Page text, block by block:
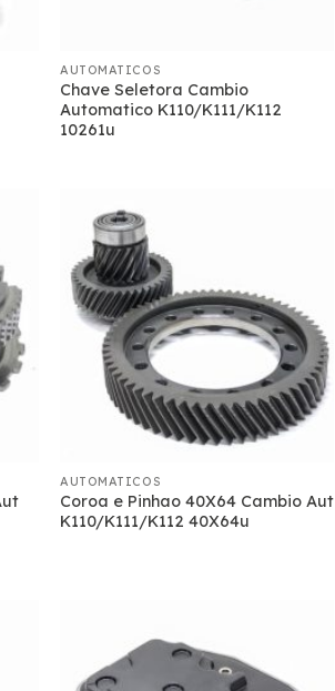
AUTOMATICOS
Chave Seletora Cambio
Automatico K110/K111/K112
10261u
AUTOMATICOS
Coroa e Pinhao 40X64 Cambio Aut
K110/K111/K112 40X64u